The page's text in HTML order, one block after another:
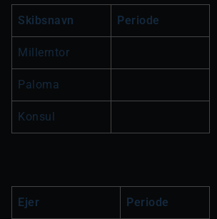
Skibsnavn Periode
Millerntor
Paloma
Konsul
Ejer Periode